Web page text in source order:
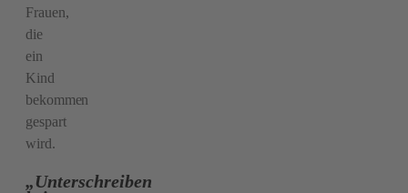
Frauen,
die
ein
Kind
bekommen
gespart
wird.
„Unterschreiben